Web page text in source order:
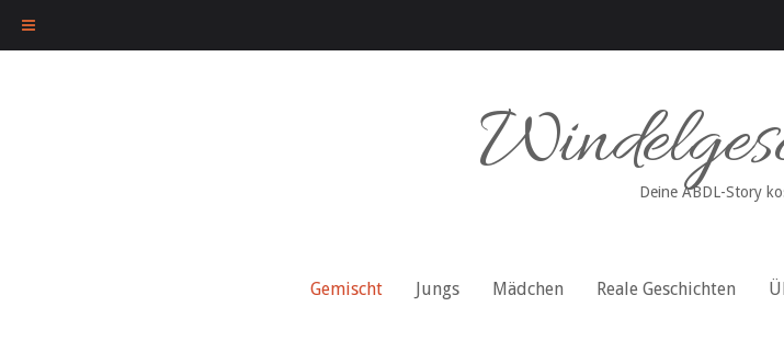
Deine ABDL-Story
Gemischt Jungs Mädchen Reale Geschichten